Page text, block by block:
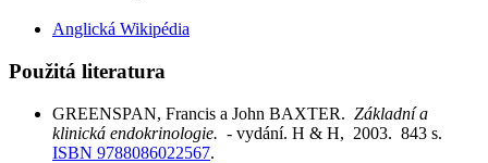
Anglická Wikipédia
Použitá literatura
GREENSPAN, Francis a John BAXTER. Základní a
klinická endokrinologie. - vydání. H & H, 2003. 843 s.
ISBN 9788086022567.